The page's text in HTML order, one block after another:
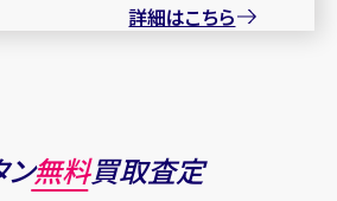
詳細はこちら
ン無料買取査定